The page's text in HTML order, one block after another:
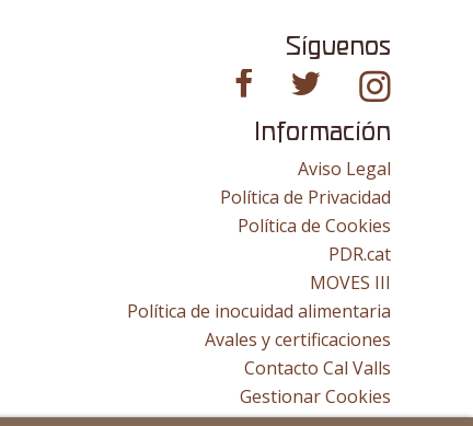
Síguenos
Información
Aviso Legal
Política de Privacidad
Política de Cookies
PDR.cat
MOVES III
Política de inocuidad alimentaria
Avales y certificaciones
Contacto Cal Valls
Gestionar Cookies